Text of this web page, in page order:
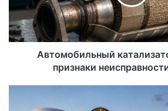
Автомобильный
признаки